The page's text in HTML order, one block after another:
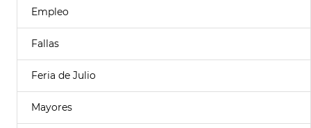
Empleo
Fallas
Feria de Julio
Mayores